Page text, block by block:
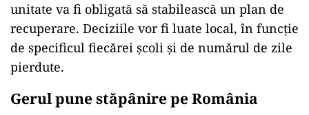
unitate va fi obligată să stabilească un plan de
recuperare. Deciziile vor fi luate local, în funcție
de specificul fiecărei școli și de numărul de zile
pierdute.
Gerul pune stăpânire pe România